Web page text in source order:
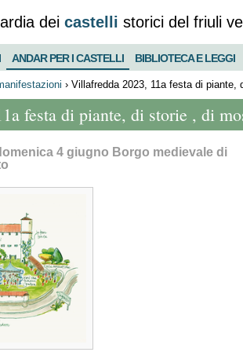
dei castelli storici del friuli
ANDAR PER I CASTELLI BIBLIOTECA E LEGGI
› Villafredda 2023, 11a festa di piante,
festa di piante, di storie , di
4 giugno Borgo medievale di